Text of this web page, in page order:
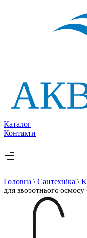
Каталог
Контакти
Головна \ Сантехніка \
для зворотнього